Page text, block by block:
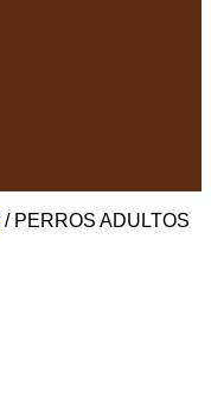
/PERROS ADULTOS